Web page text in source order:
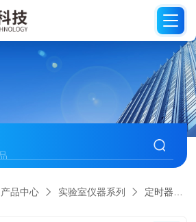
产品中心 实验室仪器系列 定时器系列